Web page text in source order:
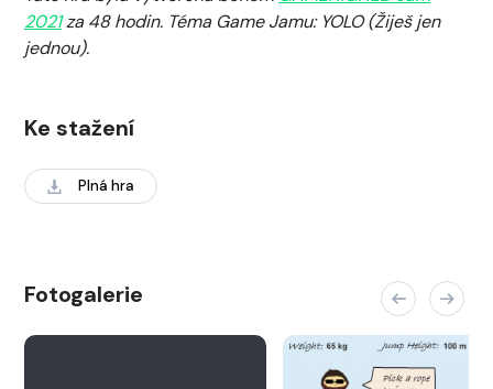
2021za 48 hodin. Téma Game Jamu: YOLO (Žiješ jen
jednou).
Ke stažení
Plná hra
Fotogalerie